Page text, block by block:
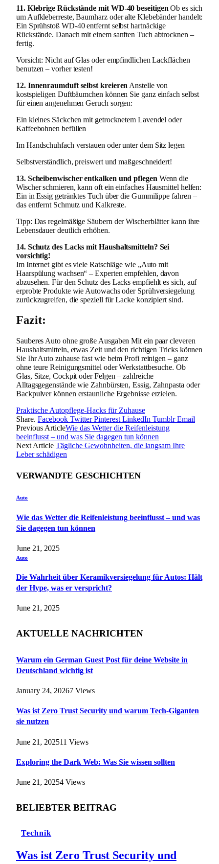
11. Klebrige Rückstände mit WD-40 beseitigen Ob es sich
um Aufkleberreste, Baumharz oder alte Klebebänder handelt:
Ein Sprühstoß WD-40 entfernt selbst hartnäckige
Rückstände. Danach mit einem sanften Tuch abtrocknen –
fertig.
Vorsicht: Nicht auf Glas oder empfindlichen Lackflächen
benutzen – vorher testen!
12. Innenraumduft selbst kreieren Anstelle von
kostspieligen Duftbäumchen können Sie ganz einfach selbst
für einen angenehmen Geruch sorgen:
Ein kleines Säckchen mit getrocknetem Lavendel oder
Kaffeebohnen befüllen
Im Handschuhfach verstauen oder unter dem Sitz legen
Selbstverständlich, preiswert und maßgeschneidert!
13. Scheibenwischer entkalken und pflegen Wenn die
Wischer schmieren, kann oft ein einfaches Hausmittel helfen:
Ein in Essig getränktes Tuch über die Gummilippe fahren –
das entfernt Schmutz und Kalkreste.
Tipp: Das regelmäßige Säubern der Wischerblätter kann ihre
Lebensdauer deutlich erhöhen.
14. Schutz des Lacks mit Haushaltsmitteln? Sei
vorsichtig!
Im Internet gibt es viele Ratschläge wie „Auto mit
Haarspülung wachsen“ – Experten empfehlen, davon
abzusehen. Für den Schutz des Lacks empfiehlt es sich, auf
erprobte Produkte wie Autowachs oder Sprühversiegelung
zurückzugreifen, die speziell für Lacke konzipiert sind.
Fazit:
Sauberes Auto ohne große Ausgaben Mit ein paar cleveren
Haushaltsmitteln, etwas Zeit und den richtigen Tricks können
Sie Ihr Auto zuhause fast wie beim Profi reinigen – ganz
ohne teure Reinigungsmittel oder Werkstattbesuche. Ob
Glas, Sitze, Cockpit oder Felgen – zahlreiche
Alltagsgegenstände wie Zahnbürsten, Essig, Zahnpasta oder
Backpulver können erstaunliche Ergebnisse erzielen.
Praktische Autopflege-Hacks für Zuhause
Share. Facebook Twitter Pinterest LinkedIn Tumblr Email
Previous ArticleWie das Wetter die Reifenleistung
beeinflusst – und was Sie dagegen tun können
Next Article Tägliche Gewohnheiten, die langsam Ihre
Leber schädigen
VERWANDTE GESCHICHTEN
Auto
Wie das Wetter die Reifenleistung beeinflusst – und was
Sie dagegen tun können
June 21, 2025
Auto
Die Wahrheit über Keramikversiegelung für Autos: Hält
der Hype, was er verspricht?
June 21, 2025
AKTUELLE NACHRICHTEN
Warum ein German Guest Post für deine Website in
Deutschland wichtig ist
January 24, 20267 Views
Was ist Zero Trust Security und warum Tech-Giganten
sie nutzen
June 21, 202511 Views
Exploring the Dark Web: Was Sie wissen sollten
June 21, 20254 Views
BELIEBTER BEITRAG
Technik
Was ist Zero Trust Security und